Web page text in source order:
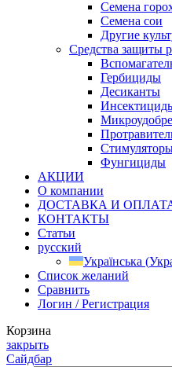
Семена
Семена сои
Другие
Средства защиты
Гербициды
Десиканты
Фунгициды
АКЦИИ
О компании
ДОСТАВКА И
КОНТАКТЫ
Статьи
русский
Українська (
Список желаний
Сравнить
Логин / Регистрация
Корзина
закрыть
Сайдбар